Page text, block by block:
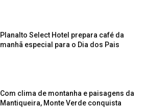
Planalto Select Hotel prepara café da
manhã especial para o Dia dos Pais
Com clima de montanha e paisagens da
Mantiqueira, Monte Verde conquista